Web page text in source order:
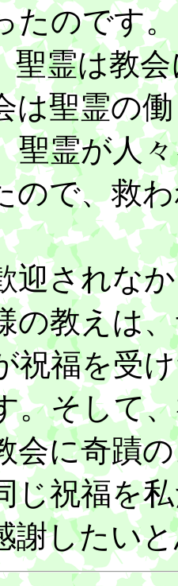
たのです。
霊は教会
は聖霊の
聖霊が人
ので、救
されなか
の教えは
祝福を受
。そして
会に奇蹟
じ祝福を
謝したい